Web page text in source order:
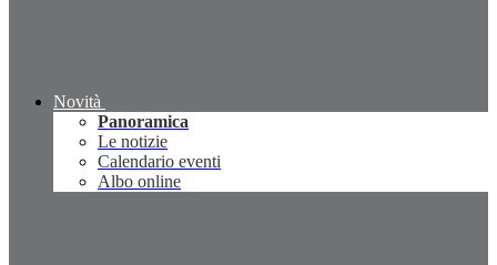
Novità
Panoramica
Le notizie
Calendario eventi
Albo online